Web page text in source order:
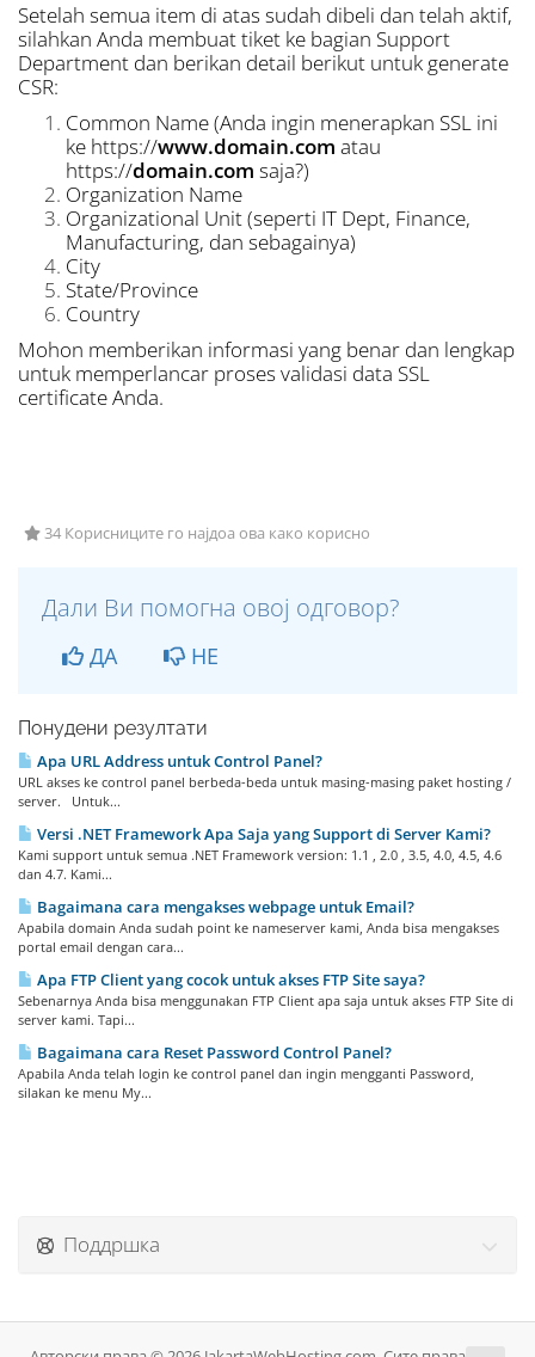
Setelah semua item di atas sudah dibeli dan telah aktif,
silahkan Anda membuat tiket ke bagian Support
Department dan berikan detail berikut untuk generate
CSR:
Common Name (Anda ingin menerapkan SSL ini
ke https://www.domain.com atau
https://domain.com saja?)
Organization Name
Organizational Unit (seperti IT Dept, Finance,
Manufacturing, dan sebagainya)
City
State/Province
Country
Mohon memberikan informasi yang benar dan lengkap
untuk memperlancar proses validasi data SSL
certificate Anda.
34 Корисниците го најдоа ова како корисно
Дали Ви помогна овој одговор?
ДА НЕ
Понудени резултати
Apa URL Address untuk Control Panel?
URL akses ke control panel berbeda-beda untuk masing-masing paket hosting /
server. Untuk...
Versi .NET Framework Apa Saja yang Support di Server Kami?
Kami support untuk semua .NET Framework version: 1.1 , 2.0 , 3.5, 4.0, 4.5, 4.6
dan 4.7. Kami...
Bagaimana cara mengakses webpage untuk Email?
Apabila domain Anda sudah point ke nameserver kami, Anda bisa mengakses
portal email dengan cara...
Apa FTP Client yang cocok untuk akses FTP Site saya?
Sebenarnya Anda bisa menggunakan FTP Client apa saja untuk akses FTP Site di
server kami. Tapi...
Bagaimana cara Reset Password Control Panel?
Apabila Anda telah login ke control panel dan ingin mengganti Password,
silakan ke menu My...
Поддршка